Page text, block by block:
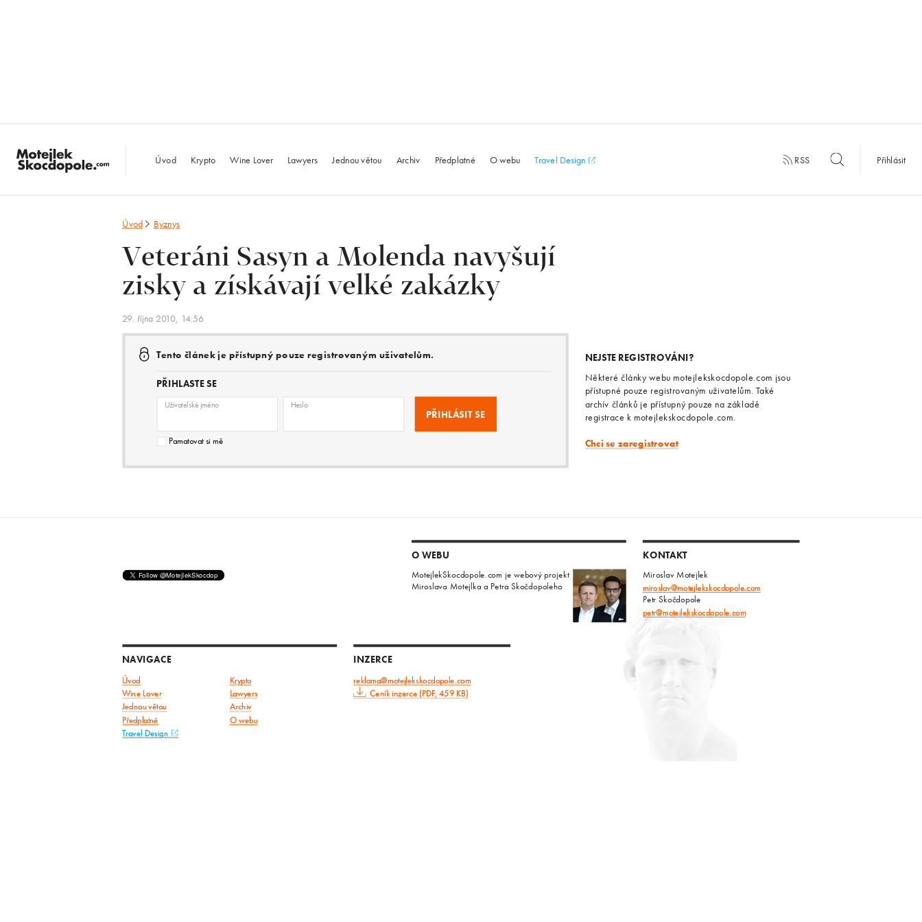
MotejlekSkocdopole.com
Úvod Krypto Wine Lover Lawyers Jednou větou Archiv Předplatné O webu Travel Design RSS Přihlásit
Úvod Byznys
Veteráni Sasyn a Molenda navyšují
zisky a získávají velké zakázky
29. října 2010, 14:56
Tento článek je přístupný pouze registrovaným uživatelům.
PŘIHLASTE SE
Uživatelské jméno Heslo
Pamatovat si mě
NEJSTE REGISTROVÁNI?
Některé články webu motejlekskocdopole.com jsou
přístupné pouze registrovaným uživatelům. Také
archív článků je přístupný pouze na základě
registrace k motejlekskocdopole.com.
Chci se zaregistrovat
O WEBU
MotejlekSkocdopole.com je webový projekt
Miroslava Motejlka a Petra Skočdopoleho
KONTAKT
Miroslav Motejlek
miroslav@motejlekskocdopole.com
Petr Skočdopole
petr@motejlekskocdopole.com
NAVIGACE
Úvod
Krypto
Wine Lover
Lawyers
Jednou větou Archiv
Předplatné O webu
Travel Design
INZERCE
reklama@motejlekskocdopole.com
Ceník inzerce (PDF, 459 KB)